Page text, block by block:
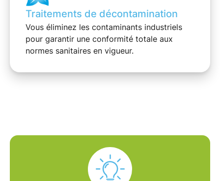
Traitements de décontamination
Vous éliminez les contaminants industriels
pour garantir une conformité totale aux
normes sanitaires en vigueur.